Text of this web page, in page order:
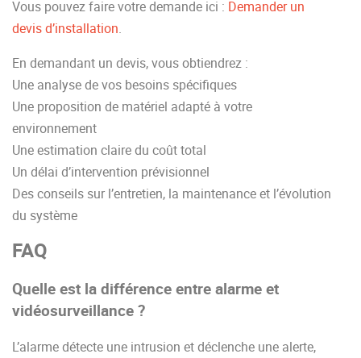
Vous pouvez faire votre demande ici : Demander un
devis d’installation.
En demandant un devis, vous obtiendrez :
Une analyse de vos besoins spécifiques
Une proposition de matériel adapté à votre
environnement
Une estimation claire du coût total
Un délai d’intervention prévisionnel
Des conseils sur l’entretien, la maintenance et l’évolution
du système
FAQ
Quelle est la différence entre alarme et
vidéosurveillance ?
L’alarme détecte une intrusion et déclenche une alerte,